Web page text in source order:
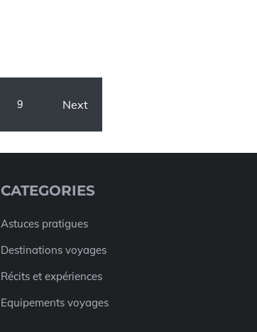
9 Next
CATEGORIES
Astuces pratigues
Destinations voyages
Récits et expériences
Equipements voyages